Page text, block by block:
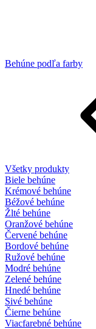
Behúne podľa farby
Všetky produkty
Biele behúne
Krémové behúne
Béžové behúne
Žlté behúne
Oranžové behúne
Červené behúne
Bordové behúne
Ružové behúne
Modré behúne
Zelené behúne
Hnedé behúne
Sivé behúne
Čierne behúne
Viacfarebné behúne